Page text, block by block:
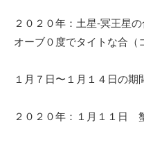
２０２０年：土星-冥王星の
オーブ０度でタイトな合（
１月７日〜１月１４日の期
２０２０年：１月１１日